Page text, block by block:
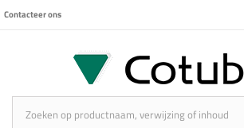
Contacteer ons